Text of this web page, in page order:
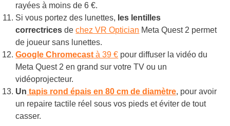
rayées à moins de 6 €.
Si vous portez des lunettes, les lentilles
correctrices dechez VR Optician Meta Quest 2 permet
de joueur sans lunettes.
Google Chromecast à 39 € pour diffuser la vidéo du
Meta Quest 2 en grand sur votre TV ou un
vidéoprojecteur.
Un tapis rond épais en 80 cm de diamètre, pour avoir
un repaire tactile réel sous vos pieds et éviter de tout
casser.